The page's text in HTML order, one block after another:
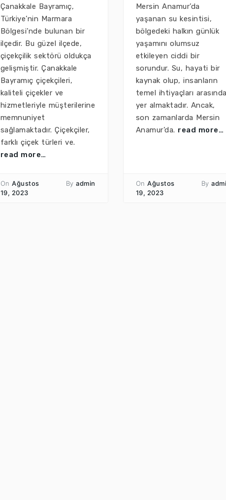
Çanakkale Bayramıç,
Türkiye’nin Marmara
Bölgesi’nde bulunan bir
ilçedir. Bu güzel ilçede,
çiçekçilik sektörü oldukça
gelişmiştir. Çanakkale
Bayramıç çiçekçileri,
kaliteli çiçekler ve
hizmetleriyle müşterilerine
memnuniyet
sağlamaktadır. Çiçekçiler,
farklı çiçek türleri ve.
read more…
On Ağustos
19, 2023
By admin
Mersin Anamur’da
yaşanan su kesintisi,
bölgedeki halkın günlük
yaşamını olumsuz
etkileyen ciddi bir
sorundur. Su, hayati bir
kaynak olup, insanların
temel ihtiyaçları
yer almaktadır. Ancak,
son zamanlarda Mersin
Anamur’da. read more…
On Ağustos
19, 2023
By